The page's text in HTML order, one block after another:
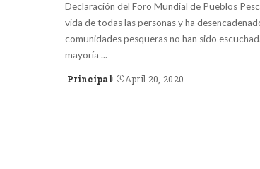
Declaración del Foro Mundial de Pueblos
vida de todas las personas y ha
comunidades pesqueras no han sido
mayoría ...
Posted
Principal April 20, 2020